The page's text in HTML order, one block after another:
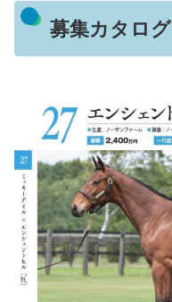
募集カタログ